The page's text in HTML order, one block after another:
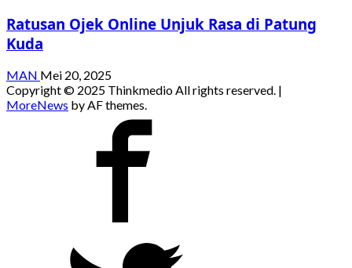
Ratusan Ojek Online Unjuk Rasa di Patung
Kuda
MAN Mei 20, 2025
Copyright © 2025 Thinkmedio All rights reserved. |
MoreNews by AF themes.